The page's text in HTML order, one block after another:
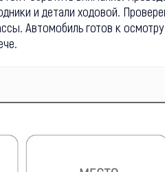
и детали ходовой.
Автомобиль готов к